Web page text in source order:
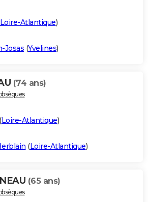
Loire-Atlantique)
Josas (Yvelines)
(74 ans)
(Loire-Atlantique)
(Loire-Atlantique)
(65 ans)